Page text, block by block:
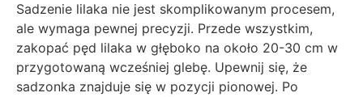
Sadzenie lilaka nie jest skomplikowanym procesem,
ale wymaga pewnej precyzji. Przede wszystkim,
zakopać pęd lilaka w głęboko na około 20-30 cm w
przygotowaną wcześniej glebę. Upewnij się, że
sadzonka znajduje się w pozycji pionowej. Po